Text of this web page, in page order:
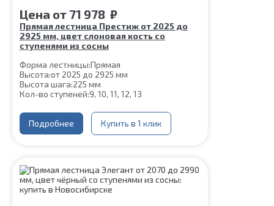
Цена от 71 978 ₽
Прямая лестница Престиж от 2025 до
2925 мм, цвет слоновая кость со
ступенями из сосны
Форма лестницы:Прямая
Высота:от 2025 до 2925 мм
Высота шага:225 мм
Кол-во ступеней:9, 10, 11, 12, 13
Толщина ступени:40 мм
Угол наклона:
Цвет каркаса:Слоновая кость
Материал каркаса:Сталь
Срок гарантии (на металлокаркас):25 лет
Подробнее Купить в 1 клик